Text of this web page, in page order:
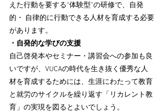
えた行動を要する“体験型”の研修で、自発
的・ 自律的に行動できる人材を育成する必要
があります。
・自発的な学びの支援
自己啓発本やセミナー・講習会への参加も良
いですが、VUCAの時代を生き抜く優秀な人
材を育成するためには、生涯にわたって教育
と就労のサイクルを繰り返す「リカレント教
育」の実現を図るとよいでしょう。